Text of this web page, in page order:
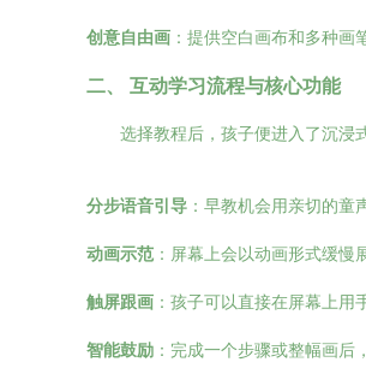
创意自由画 ：提供空白画布和多种画
二、 互动学习流程与核心功能
选择教程后，孩子便进入了沉浸
分步语音引导 ：早教机会用亲切的童
动画示范 ：屏幕上会以动画形式缓慢
触屏跟画 ：孩子可以直接在屏幕上
智能鼓励 ：完成一个步骤或整幅画后